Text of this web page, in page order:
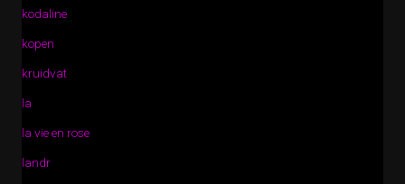
kodaline
kopen
kruidvat
la
la vie en rose
landr